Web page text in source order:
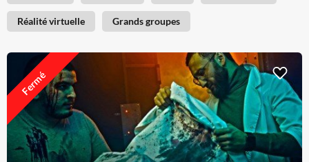
Réalité virtuelle Grands groupes
Fermé